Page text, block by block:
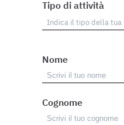
Tipo di attività
Nome
Cognome